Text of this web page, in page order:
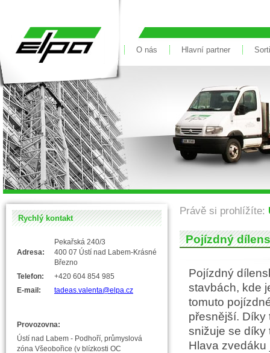
O nás Hlavní partner
Rychlý kontakt
Adresa:
Pekařská 240/3
400 07 Ústí nad Labem-Krásné
Březno
Telefon:
+420 604 854 985
E-mail:
tadeas.valenta@elpa.cz
Provozovna:
Ústí nad Labem - Podhoří, průmyslová
zóna Všeobořice (v blízkosti OC
Právě si prohlížíte:
Pojízdný
Pojízdný
stavbách, kde
tomuto
přesnější. Díky
snižuje se díky
Hlava